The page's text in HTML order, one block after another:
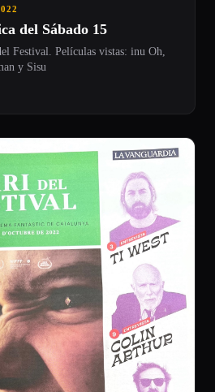
del Sábado 15
Festival. Películas vistas: inu Oh,
y Sisu